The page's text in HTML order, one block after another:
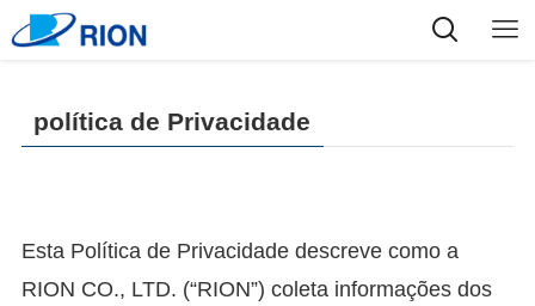
política de Privacidade
Esta Política de Privacidade descreve como a
RION CO., LTD. (“RION”) coleta informações dos